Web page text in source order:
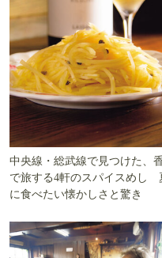
中央線・総武線で見つけた、
で旅する4軒のスパイスめし
に食べたい懐かしさと驚き